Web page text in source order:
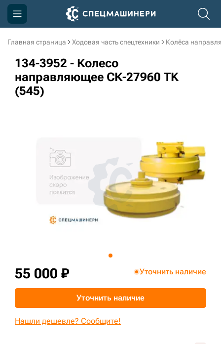
Главная страница Ходовая часть спецтехники Колёса
134-3952 - Колесо
направляющее СК-27960 TK
(545)
55 000 ₽ Уточнить наличие
Уточнить наличие
Нашли дешевле? Сообщите!
Компания
Акции
Доставка и оплата
3D тур по производству